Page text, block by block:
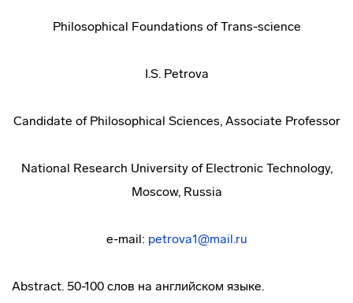
Philosophical Foundations of Trans-science
I.S. Petrova
Candidate of Philosophical Sciences, Associate Professor
National Research University of Electronic Technology,
Moscow, Russia
e-mail: petrova1@mail.ru
Abstract. 50-100 слов на английском языке.